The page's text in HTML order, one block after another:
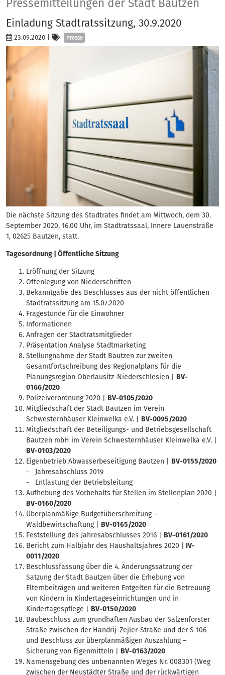
Pressemitteilungen der Stadt Bautzen
Einladung Stadtratssitzung, 30.9.2020
23.09.2020 Kategorien
Presse
Die nächste Sitzung des Stadtrates findet am Mittwoch, dem 30.
September 2020, 16.00 Uhr, im Stadtratssaal, Innere Lauenstraße
1, 02625 Bautzen, statt.
Tagesordnung | Öffentliche Sitzung
Eröffnung der Sitzung
Offenlegung von Niederschriften
Bekanntgabe des Beschlusses aus der nicht öffentlichen
Stadtratssitzung am 15.07.2020
Fragestunde für die Einwohner
Informationen
Anfragen der Stadtratsmitglieder
Präsentation Analyse Stadtmarketing
Stellungnahme der Stadt Bautzen zur zweiten
Gesamtfortschreibung des Regionalplans für die
Planungsregion Oberlausitz-Niederschlesien | BV-
0166/2020
Polizeiverordnung 2020 | BV-0105/2020
Mitgliedschaft der Stadt Bautzen im Verein
Schwesternhäuser Kleinwelka e.V. | BV-0095/2020
Mitgliedschaft der Beteiligungs- und Betriebsgesellschaft
Bautzen mbH im Verein Schwesternhäuser Kleinwelka e.V. |
BV-0103/2020
Eigenbetrieb Abwasserbeseitigung Bautzen | BV-0155/2020
- Jahresabschluss 2019
- Entlastung der Betriebsleitung
Aufhebung des Vorbehalts für Stellen im Stellenplan 2020 |
BV-0160/2020
Überplanmäßige Budgetüberschreitung –
Waldbewirtschaftung | BV-0165/2020
Feststellung des Jahresabschlusses 2016 | BV-0161/2020
Bericht zum Halbjahr des Haushaltsjahres 2020 |
IV-
0011/2020
Beschlussfassung über die 4. Änderungssatzung der
Satzung der Stadt Bautzen über die Erhebung von
Elternbeiträgen und weiteren Entgelten für die Betreuung
von Kindern in Kindertageseinrichtungen und in
Kindertagespflege | BV-0150/2020
Baubeschluss zum grundhaften Ausbau der Salzenforster
Straße zwischen der Handrij-Zejler-Straße und der S 106
und Beschluss zur überplanmäßigen Auszahlung –
Sicherung von Eigenmitteln | BV-0163/2020
Namensgebung des unbenannten Weges Nr. 008301 (Weg
zwischen der Neustädter Straße und der rückwärtigen